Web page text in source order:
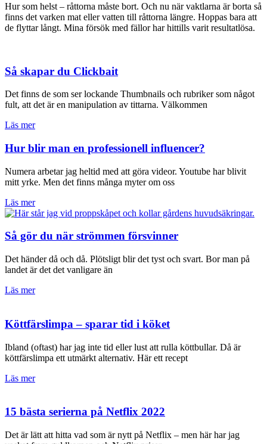
Hur som helst – råttorna måste bort. Och nu när vaktlarna är borta så
finns det varken mat eller vatten till råttorna längre. Hoppas bara att
de flyttar långt. Mina försök med fällor har hittills varit resultatlösa.
Så skapar du Clickbait
Det finns de som ser lockande Thumbnails och rubriker som något
fult, att det är en manipulation av tittarna. Välkommen
Läs mer
Hur blir man en professionell influencer?
Numera arbetar jag heltid med att göra videor. Youtube har blivit
mitt yrke. Men det finns många myter om oss
Läs mer
Så gör du när strömmen försvinner
Det händer då och då. Plötsligt blir det tyst och svart. Bor man på
landet är det det vanligare än
Läs mer
Köttfärslimpa – sparar tid i köket
Ibland (oftast) har jag inte tid eller lust att rulla köttbullar. Då är
köttfärslimpa ett utmärkt alternativ. Här ett recept
Läs mer
15 bästa serierna på Netflix 2022
Det är lätt att hitta vad som är nytt på Netflix – men här har jag